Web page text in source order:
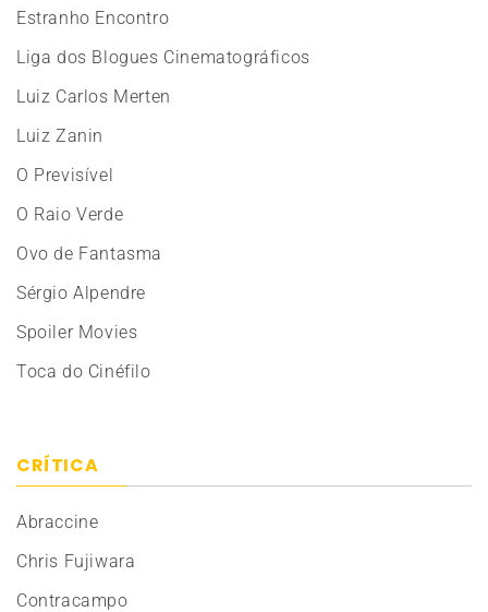
Estranho Encontro
Liga dos Blogues Cinematográficos
Luiz Carlos Merten
Luiz Zanin
O Previsível
O Raio Verde
Ovo de Fantasma
Sérgio Alpendre
Spoiler Movies
Toca do Cinéfilo
CRÍTICA
Abraccine
Chris Fujiwara
Contracampo